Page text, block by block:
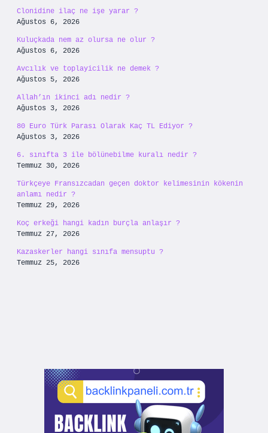
Clonidine ilaç ne işe yarar ?
Ağustos 6, 2026
Kuluçkada nem az olursa ne olur ?
Ağustos 6, 2026
Avcılık ve toplayicilik ne demek ?
Ağustos 5, 2026
Allah’ın ikinci adı nedir ?
Ağustos 3, 2026
80 Euro Türk Parası Olarak Kaç TL Ediyor ?
Ağustos 3, 2026
6. sınıfta 3 ile bölünebilme kuralı nedir ?
Temmuz 30, 2026
Türkçeye Fransızcadan geçen doktor kelimesinin kökenin
anlamı nedir ?
Temmuz 29, 2026
Koç erkeği hangi kadın burçla anlaşır ?
Temmuz 27, 2026
Kazaskerler hangi sınıfa mensuptu ?
Temmuz 25, 2026